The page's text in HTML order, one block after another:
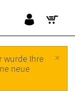
×
wurde Ihre
neue